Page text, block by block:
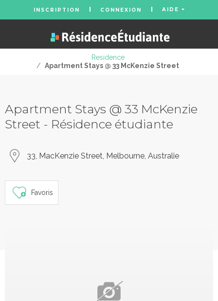
INSCRIPTION CONNEXION AIDE
Residence
/ Apartment Stays @ 33 McKenzie Street
Apartment Stays @ 33 McKenzie
Street - Résidence étudiante
33, MacKenzie Street, Melbourne, Australie
Favoris